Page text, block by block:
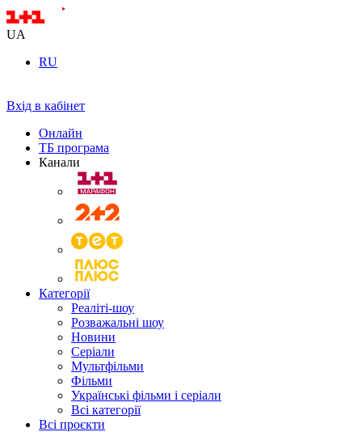
UA
RU
Вхід в кабінет
Онлайн
ТБ програма
Канали
Категорії
Реаліті-шоу
Розважальні шоу
Новини
Серіали
Мультфільми
Фільми
Українські фільми і серіали
Всі категорії
Всі проєкти